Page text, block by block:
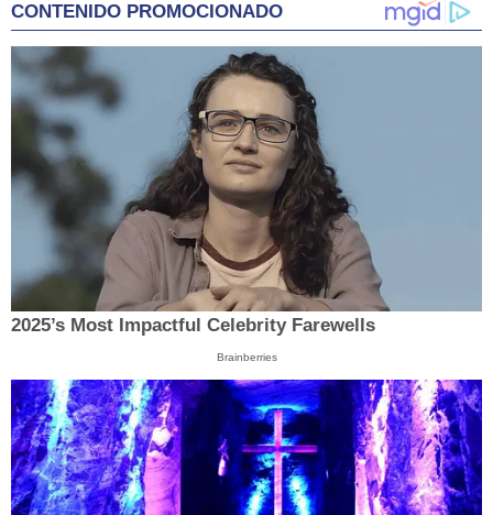
CONTENIDO PROMOCIONADO
2025’s Most Impactful Celebrity Farewells
Brainberries